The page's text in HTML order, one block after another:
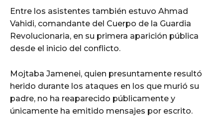
Entre los asistentes también estuvo Ahmad
Vahidi, comandante del Cuerpo de la Guardia
Revolucionaria, en su primera aparición pública
desde el inicio del conflicto.
Mojtaba Jamenei, quien presuntamente resultó
herido durante los ataques en los que murió su
padre, no ha reaparecido públicamente y
únicamente ha emitido mensajes por escrito.